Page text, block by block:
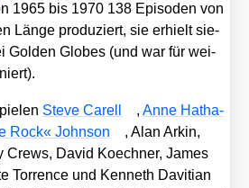
1965 bis 1970 138 Epi­so­den von
Län­ge pro­du­ziert, sie erhielt sie­
Gol­den Glo­bes (und war für wei­
Ste­ve Carell ,Anne Hat­ha­
Rock« John­son
, Alan Arkin,
Crews, David Koech­ner, James
Tor­rence und Ken­neth Daviti­an